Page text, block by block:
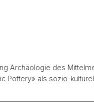
Archäologie des
Pottery» als sozio-